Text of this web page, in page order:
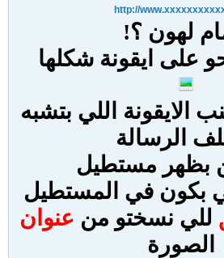
http://
لهون ؟!
على ايقونة شكلها
الايقونة اللي بتشبه
الرسالة
بظهر مستطيل
بكون في المستطيل
للي نسختو من عنوان
الصورة